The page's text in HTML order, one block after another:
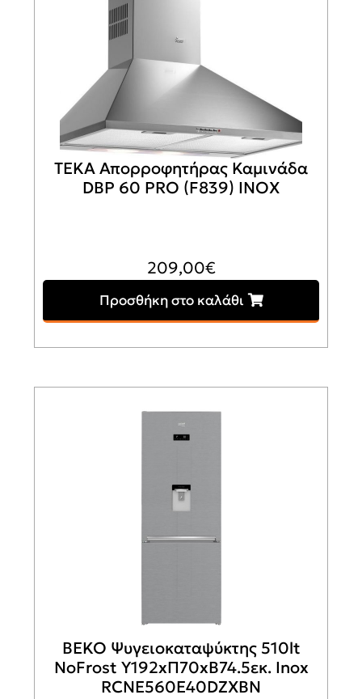
TEKA Απορροφητήρας Καμινάδα
DBP 60 PRO (F839) INOX
209,00€
Προσθήκη στο καλάθι
BEKO Ψυγειοκαταψύκτης 510lt
NoFrost Υ192xΠ70xΒ74.5εκ. Inox
RCNE560E40DZXBN